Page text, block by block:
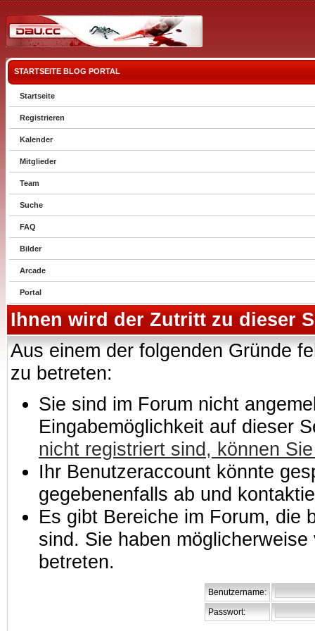
STARTSEITE BLOG PORTAL
Startseite
Registrieren
Kalender
Mitglieder
Team
Suche
FAQ
Bilder
Arcade
Portal
Ihnen wird der Zutritt zu dieser
Aus einem der folgenden Gründe
zu betreten:
Sie sind im Forum nicht
Eingabemöglichkeit auf dieser
nicht registriert sind, können
Ihr Benutzeraccount könnte
gegebenenfalls ab und
Es gibt Bereiche im Forum, die
sind. Sie haben
betreten.
Benutzername:
Passwort: